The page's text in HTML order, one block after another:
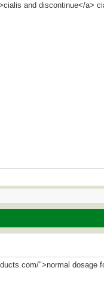
and discontinue</a>
">normal dosage